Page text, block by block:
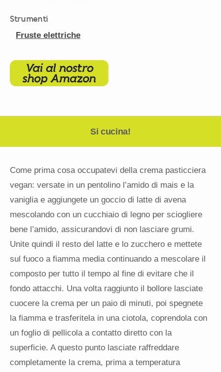
Strumenti
Fruste elettriche
Si cucina!
Come prima cosa occupatevi della crema pasticciera
vegan: versate in un pentolino l’amido di mais e la
vaniglia e aggiungete un goccio di latte di avena
mescolando con un cucchiaio di legno per sciogliere
bene l’amido, assicurandovi di non lasciare grumi.
Unite quindi il resto del latte e lo zucchero e mettete
sul fuoco a fiamma media continuando a mescolare il
composto per tutto il tempo al fine di evitare che il
fondo attacchi. Una volta raggiunto il bollore lasciate
cuocere la crema per un paio di minuti, poi spegnete
la fiamma e trasferitela in una ciotola, coprendola con
un foglio di pellicola a contatto diretto con la
superficie. A questo punto lasciate raffreddare
completamente la crema, prima a temperatura